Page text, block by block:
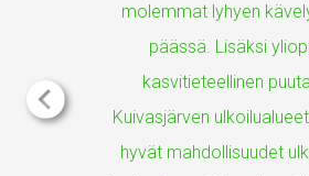
molemmat lyhyen
päässä. Lisäksi
kasvitieteellinen
Kuivasjärven
hyvät mahdollisuudet